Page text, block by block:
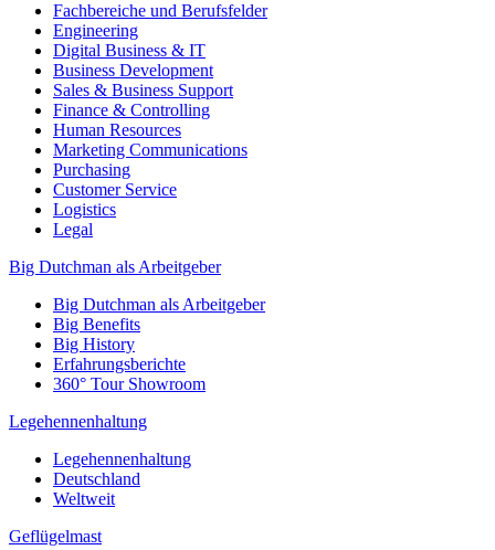
Fachbereiche und Berufsfelder
Engineering
Digital Business & IT
Business Development
Sales & Business Support
Finance & Controlling
Human Resources
Marketing Communications
Purchasing
Customer Service
Logistics
Legal
Big Dutchman als Arbeitgeber
Big Dutchman als Arbeitgeber
Big Benefits
Big History
Erfahrungsberichte
360° Tour Showroom
Legehennenhaltung
Legehennenhaltung
Deutschland
Weltweit
Geflügelmast